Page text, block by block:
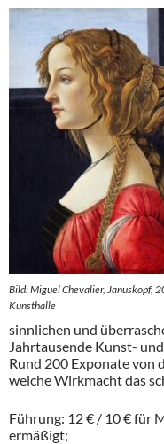
Bild: Miguel Chevalier, Januskopf,
Kunsthalle
sinnlichen und
Jahrtausende Kunst-
Rund 200 Exponate von
welche Wirkmacht das
Führung: 12 € / 10 € für
ermäßigt;